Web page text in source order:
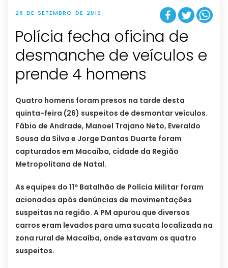
26 DE SETEMBRO DE 2019
Polícia fecha oficina de
desmanche de veículos e
prende 4 homens
Quatro homens foram presos na tarde desta
quinta-feira (26) suspeitos de desmontar veículos.
Fábio de Andrade, Manoel Trajano Neto, Everaldo
Sousa da Silva e Jorge Dantas Duarte foram
capturados em Macaíba, cidade da Região
Metropolitana de Natal.
As equipes do 11º Batalhão de Polícia Militar foram
acionados após denúncias de movimentações
suspeitas na região. A PM apurou que diversos
carros eram levados para uma sucata localizada na
zona rural de Macaíba, onde estavam os quatro
suspeitos.